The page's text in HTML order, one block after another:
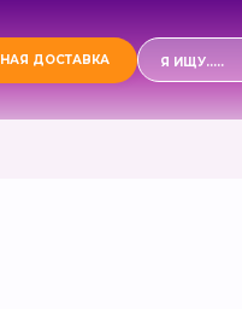
ДОСТАВКА
Поиск
товаров